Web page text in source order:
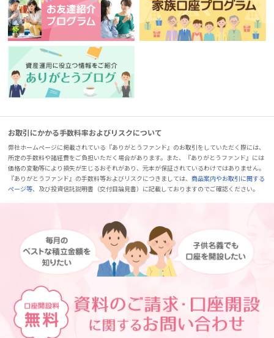
お取引にかかる手数料率およびリスクについて
弊社ホームページに掲載されている『ありがとうファンド』のお取引をしていただく際には、
所定の手数料や諸経費をご負担いただく場合があります。また、『ありがとうファンド』には
価格の変動等により損失が生じるおそれがあり、元本が保証されているわけではありません。
『ありがとうファンド』の手数料等およびリスクにつきましては、商品案内やお取引に関する
ページ等、及び投資信託説明書（交付目論見書）に記載しておりますのでご確認ください。